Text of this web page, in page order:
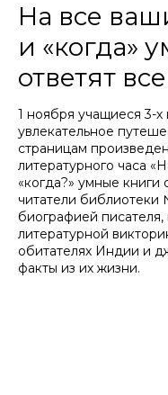
На все
и «когда»
ответят
1 ноября учащиеся 3-
увлекательное
страницам
литературного часа
«когда?» умные книги
читатели библиотеки
биографией
литературной
обитателях Индии и
факты из их жизни.